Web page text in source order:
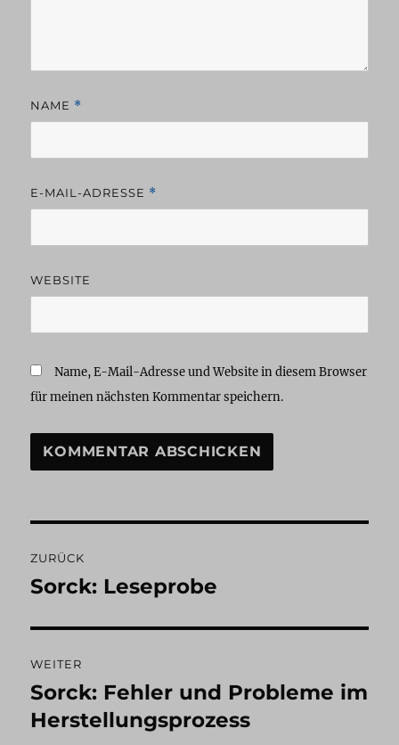
NAME *
E-MAIL-ADRESSE *
WEBSITE
Name, E-Mail-Adresse und Website in diesem Browser
für meinen nächsten Kommentar speichern.
ZURÜCK
Vorheriger
Sorck: Leseprobe
WEITER
Nächster
Beitrag:
Sorck: Fehler und Probleme im
Herstellungsprozess